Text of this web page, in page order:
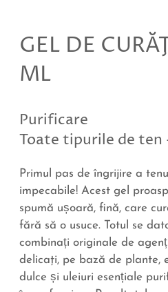
GEL DE
ML
Purificare
Toate tipurile de ten
Primul pas de îngrijire a
impecabile! Acest gel
spumă ușoară, fină, care
fără să o usuce. Totul se
combinați originale de
delicaţi, pe bază de plante,
dulce și uleiuri esențiale